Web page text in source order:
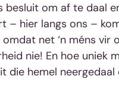
besluit om af te daal
– hier langs ons –
net ‘n méns vir
nie! En hoe uniek
die hemel